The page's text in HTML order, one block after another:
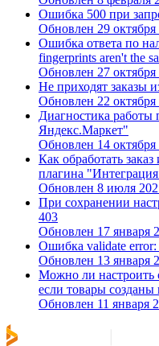
Ошибка 500 при
Обновлен 29 октября
Ошибка ответа по
fingerprints aren't the
Обновлен 27 октября
Не приходят заказы
Обновлен 22 октября
Диагностика работы
Яндекс.Маркет"
Обновлен 14 октября
Как обработать
плагина
Обновлен 8 июля
При сохранении
403
Обновлен 17 января
Ошибка validate error:
Обновлен 13 января
Можно ли настроить
если товары
Обновлен 11 января